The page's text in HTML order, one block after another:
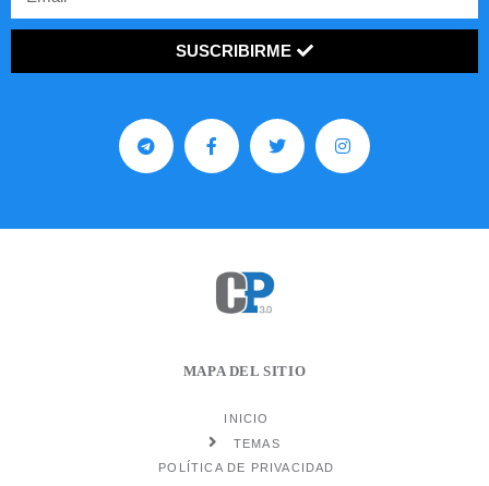
SUSCRIBIRME
MAPA DEL SITIO
INICIO
TEMAS
POLÍTICA DE PRIVACIDAD